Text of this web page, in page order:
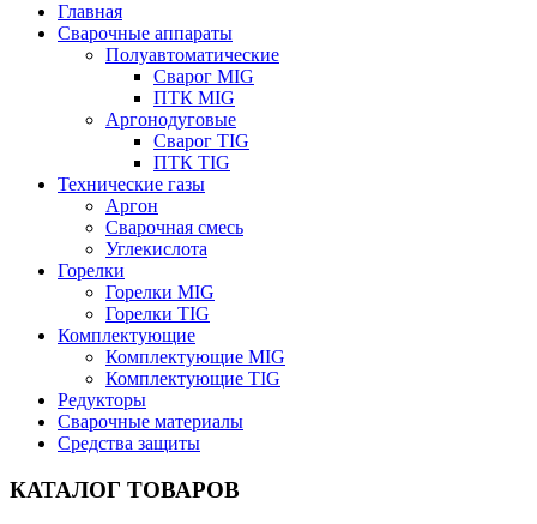
Главная
Сварочные аппараты
Полуавтоматические
Сварог MIG
ПТК MIG
Аргонодуговые
Сварог TIG
ПТК TIG
Технические газы
Аргон
Сварочная смесь
Углекислота
Горелки
Горелки MIG
Горелки TIG
Комплектующие
Комплектующие MIG
Комплектующие TIG
Редукторы
Сварочные материалы
Средства защиты
КАТАЛОГ ТОВАРОВ